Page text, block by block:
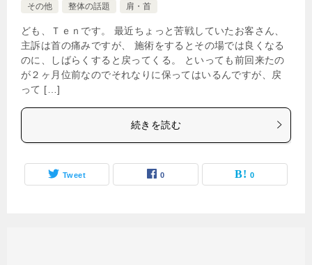
その他
整体の話題 肩・首
ども、Ｔｅｎです。 最近ちょっと苦戦していたお客さん、
主訴は首の痛みですが、 施術をするとその場では良くなる
のに、しばらくすると戻ってくる。 といっても前回来たの
が２ヶ月位前なのでそれなりに保ってはいるんですが、戻
って […]
続きを読む
Tweet 0 0